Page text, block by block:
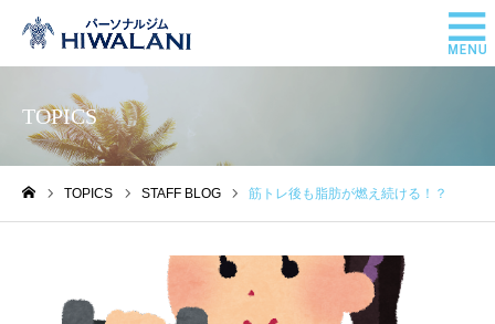
TOPICS
TOPICS STAFF BLOG 筋トレ後も脂肪が燃え続ける！？